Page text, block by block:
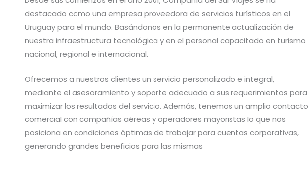
destacado como una empresa proveedora de servicios turísticos en el
Uruguay para el mundo. Basándonos en la permanente actualización de
nuestra infraestructura tecnológica y en el personal capacitado en turismo
nacional, regional e internacional.
Ofrecemos a nuestros clientes un servicio personalizado e integral,
mediante el asesoramiento y soporte adecuado a sus requerimientos para
maximizar los resultados del servicio. Además, tenemos un amplio contacto
comercial con compañías aéreas y operadores mayoristas lo que nos
posiciona en condiciones óptimas de trabajar para cuentas corporativas,
generando grandes beneficios para las mismas